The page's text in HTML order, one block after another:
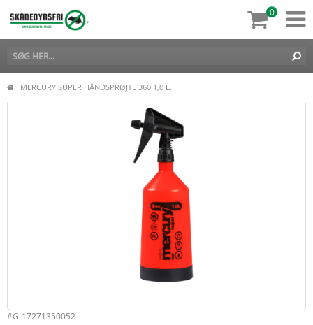
0
MERCURY SUPER HÅNDSPRØJTE 360 1,0 L.
#G-17271350052